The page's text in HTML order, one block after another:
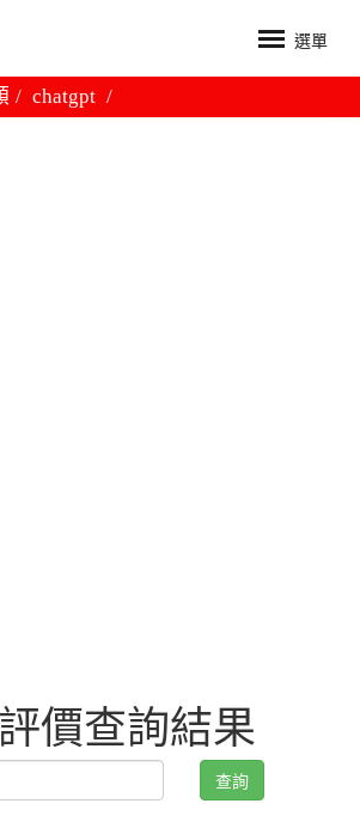
選單
chatgpt
價查詢結果
查詢